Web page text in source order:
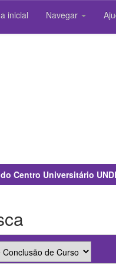
inicial Navegar
Centro Universitário